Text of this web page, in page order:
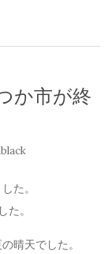
か市が終
た。
。
晴天でした。